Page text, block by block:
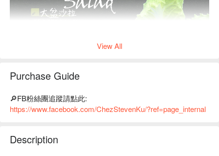
View All
Purchase Guide
🔎FB粉絲團追蹤請點此:
https://www.facebook.com/ChezStevenKu/?ref=page_internal
Description